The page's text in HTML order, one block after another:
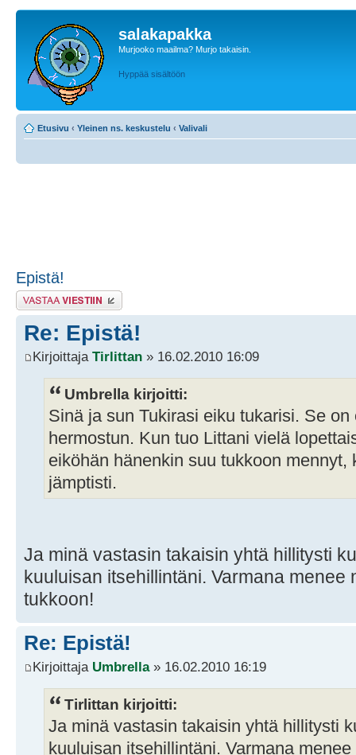
salakapakka
Murjooko maailma? Murjo takaisin.
Hyppää sisältöön
Etusivu ‹ Yleinen ns. keskustelu ‹ Valivali
Epistä!
Lähetä vastaus
Re: Epistä!
Kirjoittaja Tirlittan » 16.02.2010 16:09
Umbrella kirjoitti:
Sinä ja sun Tukirasi eiku tukarisi. Se
hermostun. Kun tuo Littani vielä
eiköhän hänenkin suu tukkoon mennyt,
jämptisti.
Ja minä vastasin takaisin yhtä hillitysti
kuuluisan itsehillintäni. Varmana menee
tukkoon!
Re: Epistä!
Kirjoittaja Umbrella» 16.02.2010 16:19
Tirlittan kirjoitti:
Ja minä vastasin takaisin yhtä hillitysti
kuuluisan itsehillintäni. Varmana